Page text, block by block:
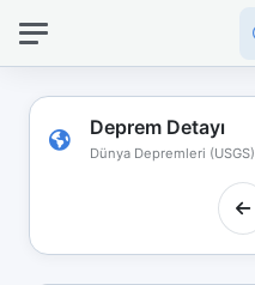
Deprem Detayı
Dünya Depremleri (USGS)
bağlantınız
koptu!
Çevrimdışı
moddasınız.